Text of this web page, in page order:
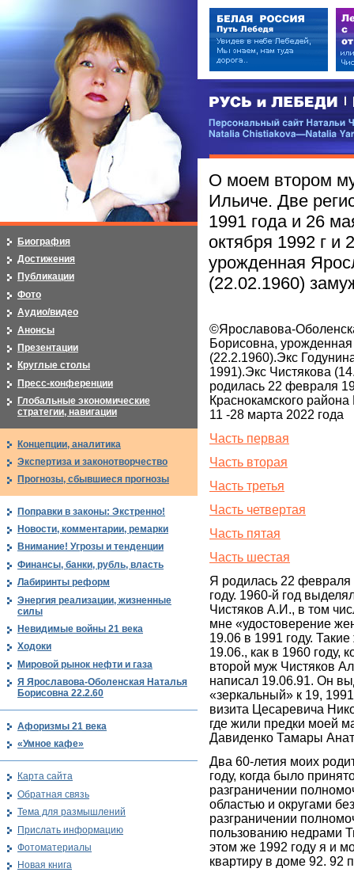
РУСЬ и ЛЕБЕДИ | RUSI —
Персональный сайт Натальи
О моем втором
Ильиче. Две
1991 года и 26
октября 1992 г и
урожденная
(22.02.1960)
©Ярославова-
Борисовна,
(22.2.1960).Экс
1991).Экс Чистякова
родилась 22 февраля
Краснокамского
11 -28 марта 2022 года
Часть первая
Часть вторая
Часть третья
Часть четвертая
Часть пятая
Часть шестая
Я родилась 22 февраля
году. 1960-й год
Чистяков А.И., в том
мне «удостоверение
19.06 в 1991 году.
19.06., как в 1960 году,
второй муж Чистяков
написал 19.06.91. Он
«зеркальный» к 19,
визита Цесаревича
где жили предки моей
Давиденко Тамары
Два 60-летия моих
году, когда было
разграничении
областью и округами
разграничении
пользованию недрами
этом же 1992 году я и
квартиру в доме 92. 92
Биография
Достижения
Публикации
Фото
Аудио/видео
Анонсы
Презентации
Круглые столы
Пресс-конференции
Глобальные экономические
стратегии, навигации
Концепции, аналитика
Экспертиза и законотворчество
Прогнозы, сбывшиеся прогнозы
Поправки в законы: Экстренно!
Новости, комментарии, ремарки
Внимание! Угрозы и тенденции
Финансы, банки, рубль, власть
Лабиринты реформ
Энергия реализации, жизненные
силы
Невидимые войны 21 века
Ходоки
Мировой рынок нефти и газа
Я Ярославова-Оболенская Наталья
Борисовна 22.2.60
Афоризмы 21 века
«Умное кафе»
Карта сайта
Обратная связь
Тема для размышлений
Прислать информацию
Фотоматериалы
Новая книга